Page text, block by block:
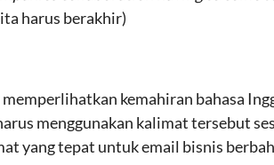
harus berakhir)
kemahiran bahasa
menggunakan kalimat tersebut
yang tepat untuk email bisnis